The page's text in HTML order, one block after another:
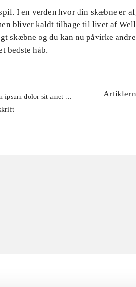
I en verden hvor din skæbne er
bliver kaldt tilbage til livet af
skæbne og du kan nu påvirke
bedste håb.
ipsum dolor sit amet ...